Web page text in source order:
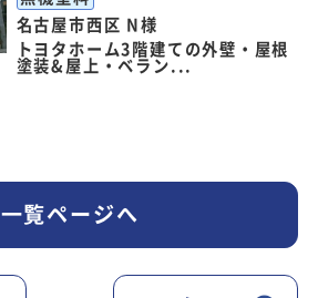
名古屋市西区 N様
トヨタホーム3階建ての外壁・屋根
塗装&屋上・ベラン...
一覧ページへ